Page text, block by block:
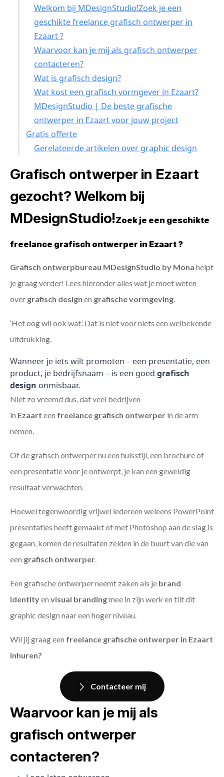
Welkom bij MDesignStudio!Zoek je een
geschikte freelance grafisch ontwerper in
Ezaart ?
Waarvoor kan je mij als grafisch ontwerper
contacteren?
Wat is grafisch design?
Wat kost een grafisch vormgever in Ezaart?
MDesignStudio | De beste grafische
ontwerper in Ezaart voor jouw project
Gratis offerte
Gerelateerde artikelen over graphic design
Grafisch ontwerper in Ezaart
gezocht? Welkom bij
MDesignStudio!Zoek je een geschikte
freelance grafisch ontwerper in Ezaart ?
Grafisch ontwerpbureau MDesignStudio by Mona helpt
je graag verder! Lees hieronder alles wat je moet weten
over grafisch design en grafische vormgeving
‘Het oog wil ook wat’. Dat is niet voor niets een welbekende
uitdrukking.
Wanneer je iets wilt promoten – een presentatie, een
product, je bedrijfsnaam – is een goed grafisch
design onmisbaar.
Niet zo vreemd dus, dat veel bedrijven
in Ezaart een freelance grafisch ontwerper in de arm
nemen.
Of de grafisch ontwerper nu een huisstijl, een brochure of
een presentatie voor je ontwerpt, je kan een geweldig
resultaat verwachten.
Hoewel tegenwoordig vrijwel iedereen weleens PowerPoint
presentaties heeft gemaakt of met Photoshop aan de slag is
gegaan, komen de resultaten zelden in de buurt van die van
een grafisch ontwerper
Een grafische ontwerper neemt zaken als je brand
identityen visual brandingmee in zijn werk en tilt dit
graphic design naar een hoger niveau.
Wil jij graag een freelance grafische ontwerper in Ezaart
inhuren?
Contacteer mij
Waarvoor kan je mij als
grafisch ontwerper
contacteren?